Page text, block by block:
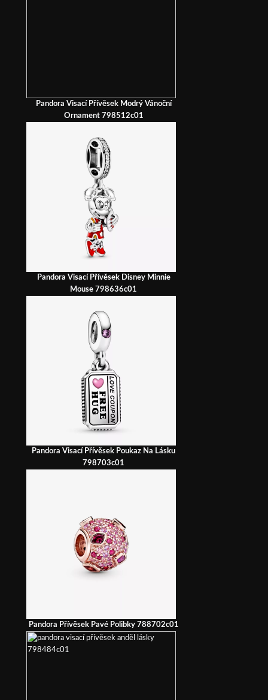
Pandora Visací Přívěsek Modrý Vánoční
Ornament 798512c01
Pandora Visací Přívěsek Disney Minnie
Mouse 798636c01
Pandora Visací Přívěsek Poukaz Na Lásku
798703c01
Pandora Přívěsek Pavé Polibky 788702c01